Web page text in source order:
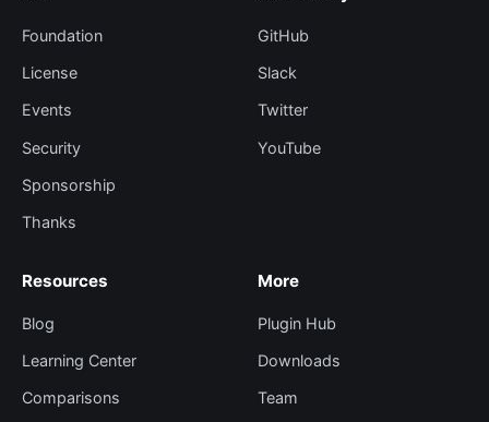
Foundation
License
Events
Security
Sponsorship
Thanks
GitHub
Slack
Twitter
YouTube
Resources
Blog
Learning Center
Comparisons
More
Plugin Hub
Downloads
Team